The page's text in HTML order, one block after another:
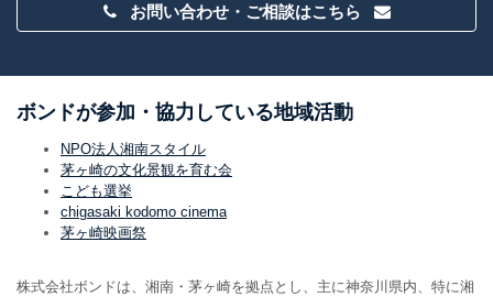
お問い合わせ・ご相談はこちら
ボンドが参加・協力している地域活動
NPO法人湘南スタイル
茅ヶ崎の文化景観を育む会
こども選挙
chigasaki kodomo cinema
茅ヶ崎映画祭
株式会社ボンドは、湘南・茅ヶ崎を拠点とし、主に神奈川県内、特に湘